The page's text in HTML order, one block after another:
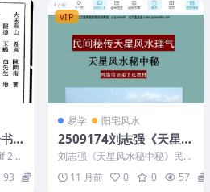
.
24
93
VIP
易学 阳宅风水
2509174刘志强《天星风
水秘中秘》民间秘传天星
风水理气–网络培训弟子
班教材130页Y
刘志强《天星风水秘中秘》民间
秘传天星风水理气–网络培训弟
子班教材13...
11 月前 0 0 57